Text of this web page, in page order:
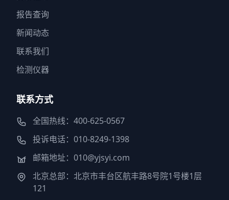
报告查询
新闻动态
联系我们
检测仪器
联系方式
全国热线：400-625-0567
投诉电话：010-8249-1398
邮箱地址：010@yjsyi.com
北京总部：北京市丰台区航丰路8号院1号楼1层
121